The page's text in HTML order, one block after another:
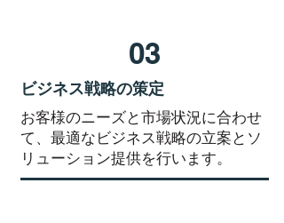
03
ビジネス戦略の策定
お客様のニーズと市場状況に合わせ
て、最適なビジネス戦略の立案とソ
リューション提供を行います。